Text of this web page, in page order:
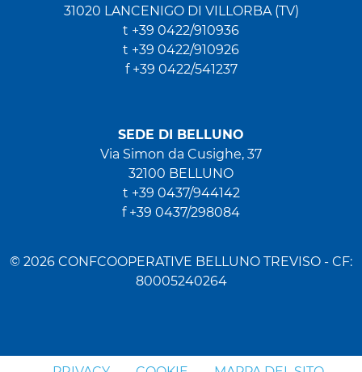
31020 LANCENIGO DI VILLORBA (TV)
t +39 0422/910936
t +39 0422/910926
f +39 0422/541237
SEDE DI BELLUNO
Via Simon da Cusighe, 37
32100 BELLUNO
t +39 0437/944142
f +39 0437/298084
© 2026 CONFCOOPERATIVE BELLUNO TREVISO - CF:
80005240264